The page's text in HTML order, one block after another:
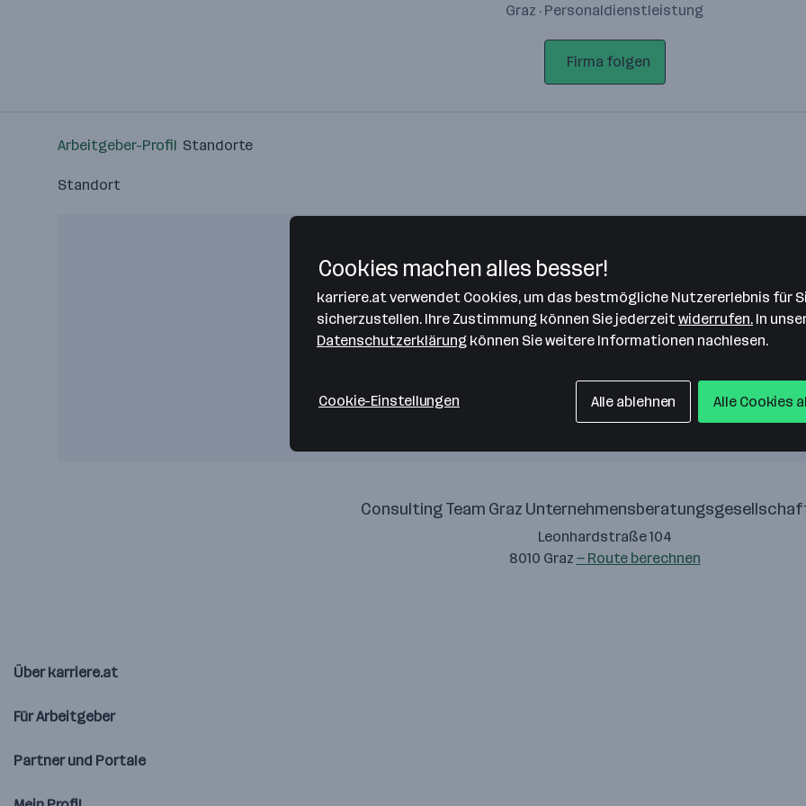
Graz · Personaldienstleistung
Firma folgen
Arbeitgeber-Profil Standorte
Standort
Bitte stimme unseren Cookie-
Richtlinien zu, um diese Karte
anzuzeigen.
Zustimmung geben
Consulting Team Graz
Leonhardstraße 104
8010 Graz — Route berechnen
Über karriere.at
Für Arbeitgeber
Partner und Portale
Cookies machen alles besser!
karriere.at verwendet Cookies, um das bestmögliche Nutzererlebnis für
sicherzustellen. Ihre Zustimmung können Sie jederzeit widerrufen. In
Datenschutzerklärung können Sie weitere Informationen nachlesen.
Cookie-Einstellungen Alle ablehnen Alle Cookies